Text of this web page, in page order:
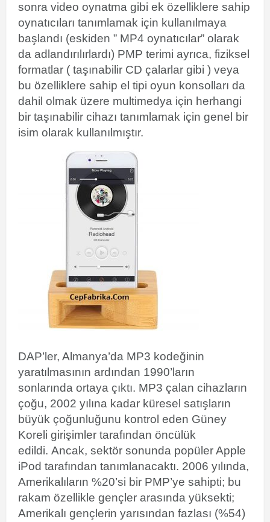
sonra video oynatma gibi ek özelliklere sahip
oynatıcıları tanımlamak için kullanılmaya
başlandı (eskiden ” MP4 oynatıcılar” olarak
da adlandırılırlardı) PMP terimi ayrıca, fiziksel
formatlar ( taşınabilir CD çalarlar gibi ) veya
bu özelliklere sahip el tipi oyun konsolları da
dahil olmak üzere multimedya için herhangi
bir taşınabilir cihazı tanımlamak için genel bir
isim olarak kullanılmıştır.
DAP’ler, Almanya’da MP3 kodeğinin
yaratılmasının ardından 1990’ların
sonlarında ortaya çıktı. MP3 çalan cihazların
çoğu, 2002 yılına kadar küresel satışların
büyük çoğunluğunu kontrol eden Güney
Koreli girişimler tarafından öncülük
edildi. Ancak, sektör sonunda popüler Apple
iPod tarafından tanımlanacaktı. 2006 yılında,
Amerikalıların %20’si bir PMP’ye sahipti; bu
rakam özellikle gençler arasında yüksekti;
Amerikalı gençlerin yarısından fazlası (%54)